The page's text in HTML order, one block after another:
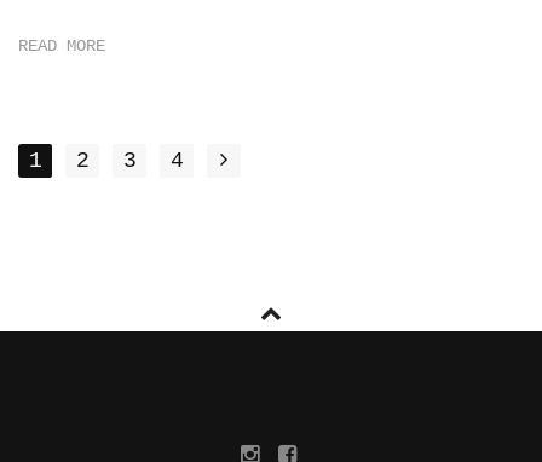
READ MORE
POSTS
NAVIGATION
1 2 3 4
Instragram
facebook